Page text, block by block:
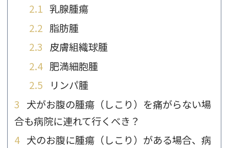
2.1 乳腺腫瘍
2.2 脂肪腫
2.3 皮膚組織球腫
2.4 肥満細胞腫
2.5
リンパ腫
3 犬がお腹の腫瘍（しこり）を痛がらない場
合も病院に連れて行くべき？
4 犬のお腹に腫瘍（しこり）がある場合、病